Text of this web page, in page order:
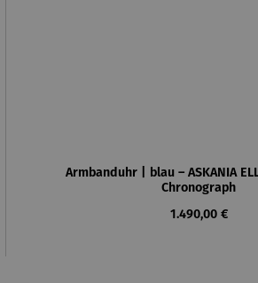
Armbanduhr | blau – ASKANIA
Chronograph
Regulärer Preis:
1.490,00 €